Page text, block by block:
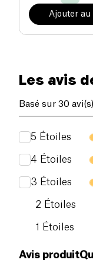
Ajouter au
Les avis
Basé sur 30 avi(s)
5 Étoiles
4 Étoiles
3 Étoiles
2 Étoiles
1 Étoiles
Avis produit